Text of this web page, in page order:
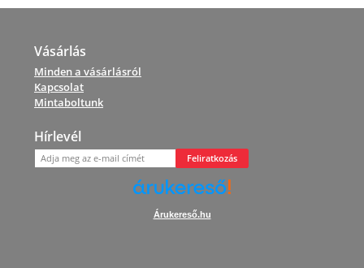
Vásárlás
Minden a vásárlásról
Kapcsolat
Mintaboltunk
Hírlevél
Feliratkozás
Árukereső.hu